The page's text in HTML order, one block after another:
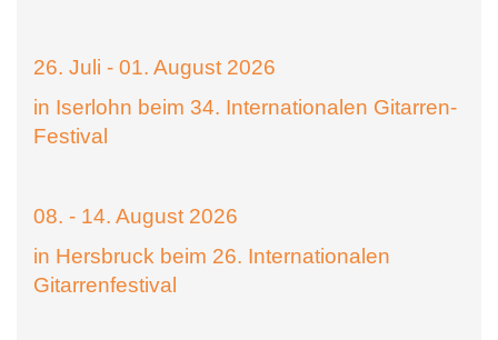
26. Juli - 01. August 2026
in Iserlohn beim 34. Internationalen Gitarren-
Festival
08. - 14. August 2026
in Hersbruck beim 26. Internationalen
Gitarrenfestival